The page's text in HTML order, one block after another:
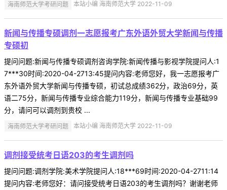
海南师范大学考研问题 本站小编 海南师范大学 2022-11-09
新闻与传播专硕调剂一志愿报考广东外语外贸大学新闻与传播
专硕初
提问问题:新闻与传播专硕调剂咨询学院:新闻传播与影视学院提问人:1
7***30时间:2020-04-2713:45提问内容:老师您好，我一志愿报考广
东外语外贸大学新闻与传播专硕，初试总成绩362分，政治69分，英
语二75分，新闻与传播专业综合能力119分，新闻与传播专业基础99
分，请问可以调剂到贵校 ...
海南师范大学考研问题 本站小编 海南师范大学 2022-11-09
调剂接受统考日语203的考生调剂吗
提问问题:调剂学院:美术学院提问人:18***69时间:2020-04-2711:14
提问内容:老师您好：请问接受统考日语203的考生调剂吗？谢谢老师